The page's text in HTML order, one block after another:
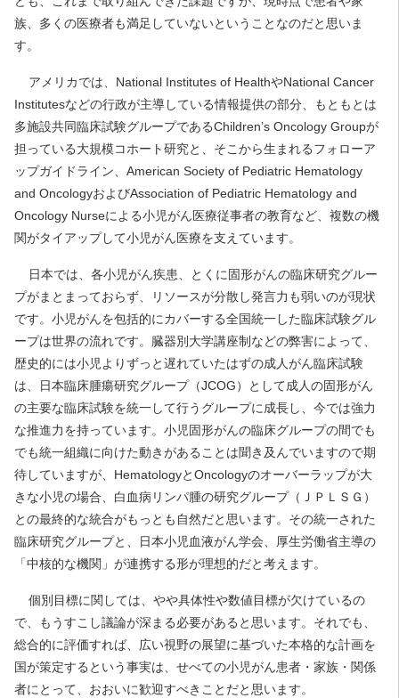
族、多くの医療者も満足していないということなのだと思いま
す。
アメリカでは、National Institutes of HealthやNational Cancer
Institutesなどの行政が主導している情報提供の部分、もともとは
多施設共同臨床試験グループであるChildren’s Oncology Groupが
担っている大規模コホート研究と、そこから生まれるフォローア
ップガイドライン、American Society of Pediatric Hematology
and OncologyおよびAssociation of Pediatric Hematology and
Oncology Nurseによる小児がん医療従事者の教育など、複数の機
関がタイアップして小児がん医療を支えています。
日本では、各小児がん疾患、とくに固形がんの臨床研究グルー
プがまとまっておらず、リソースが分散し発言力も弱いのが現状
です。小児がんを包括的にカバーする全国統一した臨床試験グル
ープは世界の流れです。臓器別大学講座制などの弊害によって、
歴史的には小児よりずっと遅れていたはずの成人がん臨床試験
は、日本臨床腫瘍研究グループ（JCOG）として成人の固形がん
の主要な臨床試験を統一して行うグループに成長し、今では強力
な推進力を持っています。小児固形がんの臨床グループの間でも
でも統一組織に向けた動きがあることは聞き及んでいますので期
待していますが、HematologyとOncologyのオーバーラップが大
きな小児の場合、白血病リンパ腫の研究グループ（ＪＰＬＳＧ）
との最終的な統合がもっとも自然だと思います。その統一された
臨床研究グループと、日本小児血液がん学会、厚生労働省主導の
「中核的な機関」が連携する形が理想的だと考えます。
個別目標に関しては、やや具体性や数値目標が欠けているの
で、もうすこし議論が深まる必要があると思います。それでも、
総合的に評価すれば、広い視野の展望に基づいた本格的な計画を
国が策定するという事実は、せべての小児がん患者・家族・関係
者にとって、おおいに歓迎すべきことだと思います。